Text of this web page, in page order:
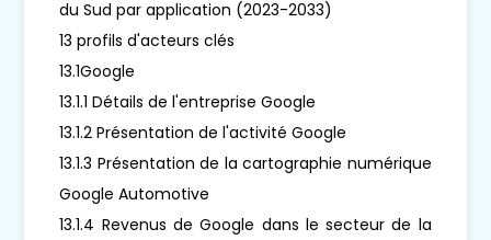
du Sud par application (2023-2033)
13 profils d'acteurs clés
13.1Google
13.1.1 Détails de l'entreprise Google
13.1.2 Présentation de l'activité Google
13.1.3 Présentation de la cartographie numérique
Google Automotive
13.1.4 Revenus de Google dans le secteur de la